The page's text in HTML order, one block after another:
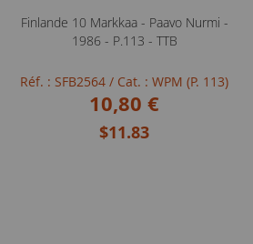
Finlande 10 Markkaa - Paavo Nurmi -
1986 - P.113 - TTB
Réf. : SFB2564 / Cat. : WPM (P. 113)
10,80 €
$11.83